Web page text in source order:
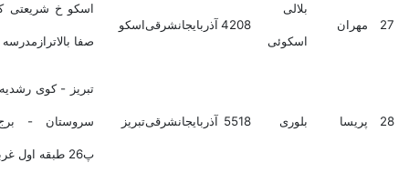
مهران
اسکوئی
آذربایجانشرقیاسکو
اسکو خ شریعتی کوی باغ
صفا بالاترازمدرسه ساسان
پریسا بلوری 5518 آذربایجانشرقیتبریز
تبریز - کوی رشدیه - بلوار
سروستان - برج هلال